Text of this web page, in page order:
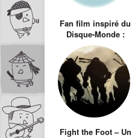
Fan film inspiré du
Disque-Monde :
Dram de Troll
Fight the Foot – Un